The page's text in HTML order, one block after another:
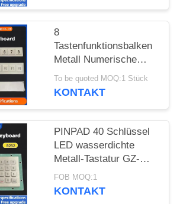
8
Tastenfunktionsbalken
Metall Numerische
Tastatur Edelstahl 304
Seiten-Tastatur-Pinpad
To be quoted MOQ:1 Stück
KONTAKT
PINPAD 40 Schlüssel
LED wasserdichte
Metall-Tastatur GZ-
C001055 R232
Schnittstelle
FOB MOQ:1
KONTAKT